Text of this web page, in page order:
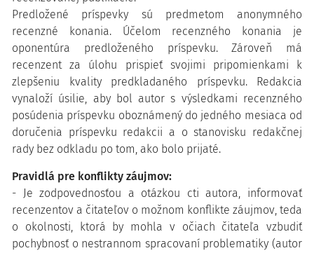
Predložené príspevky sú predmetom anonymného
recenzné konania. Účelom recenzného konania je
oponentúra predloženého príspevku. Zároveň má
recenzent za úlohu prispieť svojimi pripomienkami k
zlepšeniu kvality predkladaného príspevku. Redakcia
vynaloží úsilie, aby bol autor s výsledkami recenzného
posúdenia príspevku oboznámený do jedného mesiaca od
doručenia príspevku redakcii a o stanovisku redakčnej
rady bez odkladu po tom, ako bolo prijaté.
Pravidlá pre konflikty záujmov:
- Je zodpovednosťou a otázkou cti autora, informovať
recenzentov a čitateľov o možnom konflikte záujmov, teda
o okolnosti, ktorá by mohla v očiach čitateľa vzbudiť
pochybnosť o nestrannom spracovaní problematiky (autor